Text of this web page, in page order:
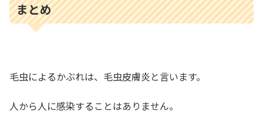
まとめ
毛虫によるかぶれは、毛虫皮膚炎と言います。
人から人に感染することはありません。